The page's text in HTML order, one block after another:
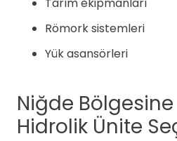
Römork sistemleri
Yük asansörleri
Niğde
Hidrolik Ünite